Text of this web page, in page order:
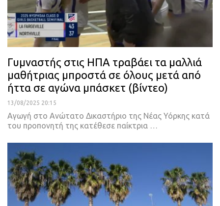
Γυμναστής στις ΗΠΑ τραβάει τα μαλλιά
μαθήτριας μπροστά σε όλους μετά από
ήττα σε αγώνα μπάσκετ (βίντεο)
13/08/2025 20:15
Αγωγή στο Ανώτατο Δικαστήριο της Νέας Υόρκης κατά
του προπονητή της κατέθεσε παίκτρια …